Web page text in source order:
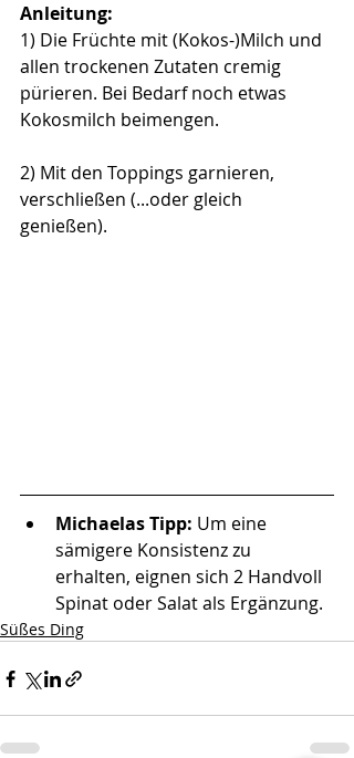
Anleitung:
1) Die Früchte mit (Kokos-)Milch und
allen trockenen Zutaten cremig
pürieren. Bei Bedarf noch etwas
Kokosmilch beimengen.
2) Mit den Toppings garnieren,
verschließen (...oder gleich
genießen).
Michaelas Tipp: Um eine
sämigere Konsistenz zu
erhalten, eignen sich 2 Handvoll
Spinat oder Salat als Ergänzung.
Süßes Ding